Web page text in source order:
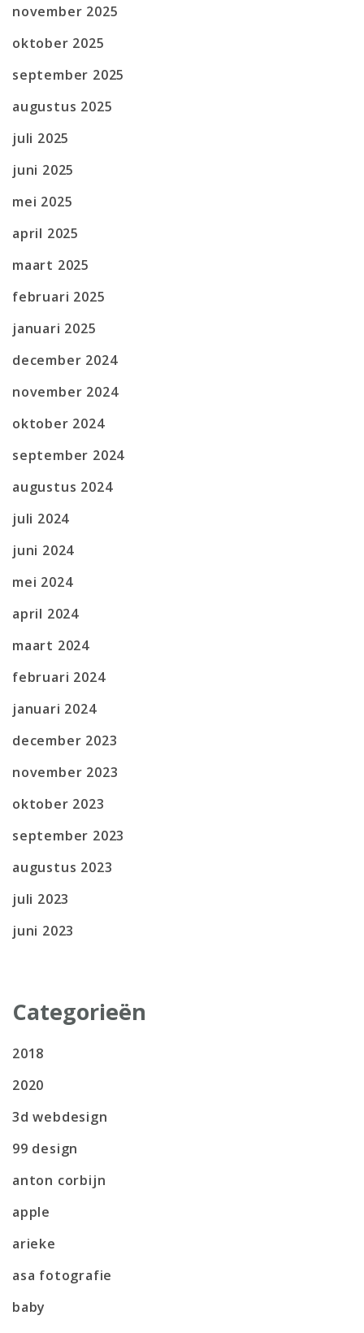
november 2025
oktober 2025
september 2025
augustus 2025
juli 2025
juni 2025
mei 2025
april 2025
maart 2025
februari 2025
januari 2025
december 2024
november 2024
oktober 2024
september 2024
augustus 2024
juli 2024
juni 2024
mei 2024
april 2024
maart 2024
februari 2024
januari 2024
december 2023
november 2023
oktober 2023
september 2023
augustus 2023
juli 2023
juni 2023
Categorieën
2018
2020
3d webdesign
99 design
anton corbijn
apple
arieke
asa fotografie
baby